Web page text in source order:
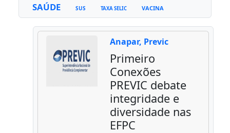
SAÚDE SUS TAXA SELIC VACINA
Anapar, Previc
Primeiro
Conexões
PREVIC debate
integridade e
diversidade nas
EFPC